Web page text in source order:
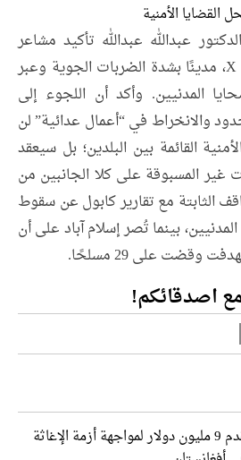
القضايا الأمنية
عبدالله عبدالله تأكيد مشاعر
مشابهة عبر حسابه على X، مدينًا بشدة الضربات الجوية وعبر
المدنيين. وأكد أن اللجوء إلى
والانخراط في “أعمال عدائية” لن
القائمة بين البلدين؛ بل سيعقد
غير المسبوقة على كلا الجانبين من
الثابتة مع تقارير كابول عن سقوط
مصابًا من المدنيين، بينما تُصر إسلام آباد على أن
وقضت على 29 مسلحًا.
اصدقائكم!
أستراليا تقدم 9 مليون دولار لمواجهة أزمة الإغاثة